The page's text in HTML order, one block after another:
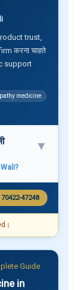
trust,
करना चाहते
support
medicine
▼
70422-47248
Guide
in